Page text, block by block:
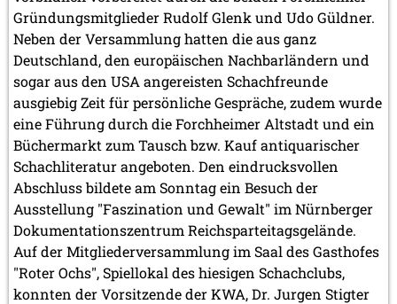
Gründungsmitglieder Rudolf Glenk und Udo Güldner.
Neben der Versammlung hatten die aus ganz
Deutschland, den europäischen Nachbarländern und
sogar aus den USA angereisten Schachfreunde
ausgiebig Zeit für persönliche Gespräche, zudem wurde
eine Führung durch die Forchheimer Altstadt und ein
Büchermarkt zum Tausch bzw. Kauf antiquarischer
Schachliteratur angeboten. Den eindrucksvollen
Abschluss bildete am Sonntag ein Besuch der
Ausstellung "Faszination und Gewalt" im Nürnberger
Dokumentationszentrum Reichsparteitagsgelände.
Auf der Mitgliederversammlung im Saal des Gasthofes
"Roter Ochs", Spiellokal des hiesigen Schachclubs,
konnten der Vorsitzende der KWA, Dr. Jurgen Stigter